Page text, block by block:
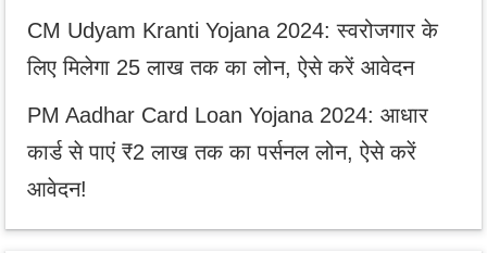
CM Udyam Kranti Yojana 2024: स्वरोजगार के
लिए मिलेगा 25 लाख तक का लोन, ऐसे करें आवेदन
PM Aadhar Card Loan Yojana 2024: आधार
कार्ड से पाएं ₹2 लाख तक का पर्सनल लोन, ऐसे करें
आवेदन!